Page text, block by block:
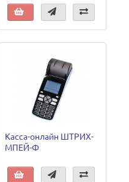
Касса-онлайн ШТРИХ-
МПЕЙ-Ф